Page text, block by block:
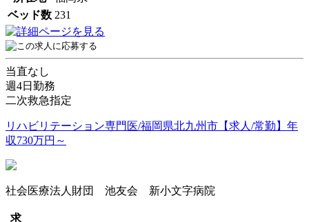
ベッド数 231
当直なし
週4日勤務
二次救急指定
リハビリテーション専門医/福岡県北九州市【求人/常勤】年
収730万円～
社会医療法人財団 池友会 新小文字病院
求